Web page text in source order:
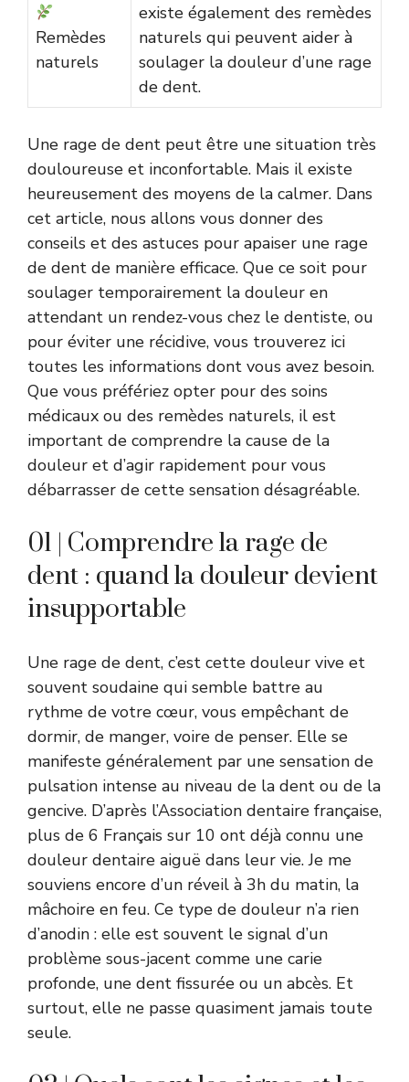
Remèdes
naturels
existe également des remèdes
naturels qui peuvent aider à
soulager la douleur d’une rage
de dent.
Une rage de dent peut être une situation très
douloureuse et inconfortable. Mais il existe
heureusement des moyens de la calmer. Dans
cet article, nous allons vous donner des
conseils et des astuces pour apaiser une rage
de dent de manière efficace. Que ce soit pour
soulager temporairement la douleur en
attendant un rendez-vous chez le dentiste, ou
pour éviter une récidive, vous trouverez ici
toutes les informations dont vous avez besoin.
Que vous préfériez opter pour des soins
médicaux ou des remèdes naturels, il est
important de comprendre la cause de la
douleur et d’agir rapidement pour vous
débarrasser de cette sensation désagréable.
01 | Comprendre la rage de
dent : quand la douleur devient
insupportable
Une rage de dent, c’est cette douleur vive et
souvent soudaine qui semble battre au
rythme de votre cœur, vous empêchant de
dormir, de manger, voire de penser. Elle se
manifeste généralement par une sensation de
pulsation intense au niveau de la dent ou de la
gencive. D’après l’Association dentaire française,
plus de 6 Français sur 10 ont déjà connu une
douleur dentaire aiguë dans leur vie. Je me
souviens encore d’un réveil à 3h du matin, la
mâchoire en feu. Ce type de douleur n’a rien
d’anodin : elle est souvent le signal d’un
problème sous-jacent comme une carie
profonde, une dent fissurée ou un abcès. Et
surtout, elle ne passe quasiment jamais toute
seule.